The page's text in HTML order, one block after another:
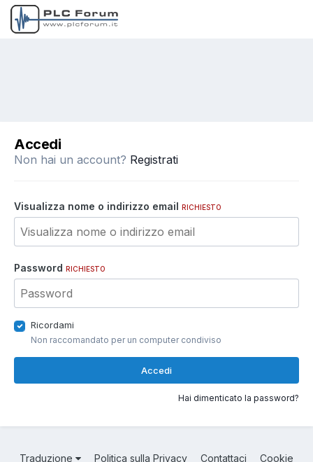
Accedi
Non hai un account? Registrati
Visualizza nome o indirizzo email RICHIESTO
Password RICHIESTO
Ricordami
Non raccomandato per un computer condiviso
Accedi
Hai dimenticato la password?
Traduzione Politica sulla Privacy Contattaci Cookie